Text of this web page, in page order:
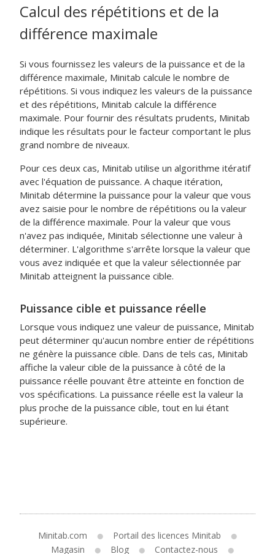
Calcul des répétitions et de la
différence maximale
Si vous fournissez les valeurs de la puissance et de la
différence maximale, Minitab calcule le nombre de
répétitions. Si vous indiquez les valeurs de la puissance
et des répétitions, Minitab calcule la différence
maximale. Pour fournir des résultats prudents, Minitab
indique les résultats pour le facteur comportant le plus
grand nombre de niveaux.
Pour ces deux cas, Minitab utilise un algorithme itératif
avec l'équation de puissance. A chaque itération,
Minitab détermine la puissance pour la valeur que vous
avez saisie pour le nombre de répétitions ou la valeur
de la différence maximale. Pour la valeur que vous
n'avez pas indiquée, Minitab sélectionne une valeur à
déterminer. L'algorithme s'arrête lorsque la valeur que
vous avez indiquée et que la valeur sélectionnée par
Minitab atteignent la puissance cible.
Puissance cible et puissance réelle
Lorsque vous indiquez une valeur de puissance, Minitab
peut déterminer qu'aucun nombre entier de répétitions
ne génère la puissance cible. Dans de tels cas, Minitab
affiche la valeur cible de la puissance à côté de la
puissance réelle pouvant être atteinte en fonction de
vos spécifications. La puissance réelle est la valeur la
plus proche de la puissance cible, tout en lui étant
supérieure.
Minitab.com
Portail des licences Minitab
Magasin
Blog Contactez-nous